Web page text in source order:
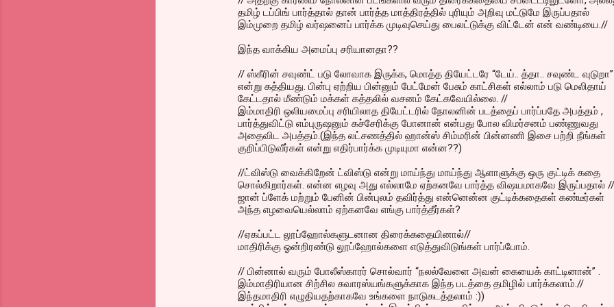
தமிழ் டப்பிங் பார்த்தால் தான் பார்த்த மாத்திரத்தில் புரியும் அறிவு மட்டுமே இருப்பதால்
இம்முறை தமிழ் வர்ஷனைப் பார்க்க முடிவுசெய்து பைலட்டுக்கு விட்டேன் என் வண்டியை.//
இந்த வாக்கிய அமைப்பு சரியானதா??
// ஸ்கீரின் சவுண்ட் படு லோவாக இருக்க, மொத்த தியேட்டரே “டேய்.. த்தா.. சவுண்ட வுடுறா”
என்று கத்தியது. பின்பு ஏற்றிய பின்னும் பேட்மேன் பேசும் காட்சிகள் எல்லாம் படு மெலிதாய்
கேட்டதால் மீண்டும் மக்கள் கத்தலில் வசனம் கேட்கவேயில்லை. //
இம்மாதிரி ஒலியமைப்பு சரியிலாத தியேட்டரில் நோலனின் படத்தைப் பார்ப்பதே அபத்தம் ,
பார்த்துவிட்டு எம்புருஷனும் கச்சேரிக்கு போனான் என்பது போல விமர்சனம் பண்ணுவது
அதைவிட அபத்தம்.(இந்த லட்சணத்தில் ஹான்ஸ் சிம்மரின் பின்னணி இசை பற்றி நீங்கள்
குறிப்பிடுவீர்கள் என்று எதிர்பார்க்க முடியுமா என்ன??)
//ட்விஸ்டு வைக்கிறேன் ட்விஸ்டு என்று மாய்ந்து மாய்ந்து ஆளாளுக்கு ஒரு குட்டிக் கதை
சொல்கிறார்கள். என்ன எழவு அது எல்லாமே ஏற்கனவே பார்த்த விஷயமாகவே இருப்பதால் //
ஜான் ப்ளேக் மற்றும் பேனின் பின்புலம் தவிர்த்து என்னென்ன குட்டிக்கதைகள் கண்டீர்கள்
அந்த எழவையெல்லாம் ஏற்கனவே எங்கு பார்த்தீர்கள்?
//ஏகப்பட்ட லூப்ஹோல்களுடனான திரைக்கதையினால்//
மாதிரிக்கு ஓன்றிரண்டு லூப்ஹோல்களை எடுத்துவிடுங்கள் பார்ப்போம்.
// பின்னால் வரும் போலீஸ்காரர் சொல்வார் “நலல்வேளை அவன் கையைக் காட்டினான்” .
இம்மாதிரியான சிற்சில சுவாரஸ்யங்களுக்காக இந்த படத்தை தமிழில் பார்க்கலாம்.//
இந்தமாதிரி எழுதியதற்காகவே உங்களை நாடுகடத்தலாம் :))